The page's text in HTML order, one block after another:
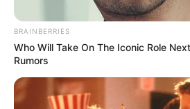
BRAINBERRIES
Who Will Take On The Iconic Role
Rumors